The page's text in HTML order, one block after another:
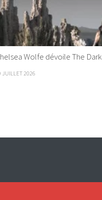
Wolfe dévoile The Dark
JUILLET 2026